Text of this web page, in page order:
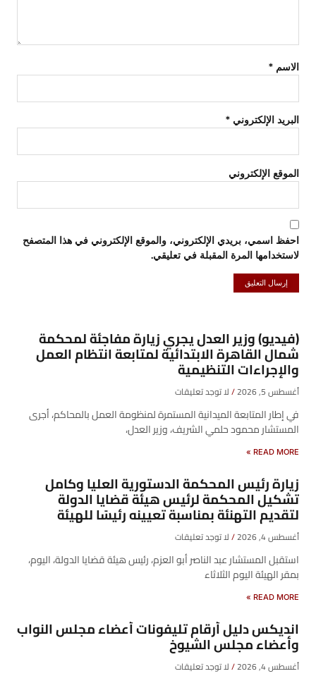
الاسم *
البريد الإلكتروني *
الموقع الإلكتروني
احفظ اسمي، بريدي الإلكتروني، والموقع الإلكتروني في هذا المتصفح
لاستخدامها المرة المقبلة في تعليقي.
(فيديو) وزير العدل يجري زيارة مفاجئة لمحكمة
شمال القاهرة الابتدائية لمتابعة انتظام العمل
والإجراءات التنظيمية
أغسطس 5, 2026 لا توجد تعليقات
في إطار المتابعة الميدانية المستمرة لمنظومة العمل بالمحاكم، أجرى
المستشار محمود حلمي الشريف، وزير العدل،
READ MORE »
زيارة رئيس المحكمة الدستورية العليا وكامل
تشكيل المحكمة لرئيس هيئة قضايا الدولة
لتقديم التهنئة بمناسبة تعيينه رئيسًا للهيئة
أغسطس 4, 2026 لا توجد تعليقات
​استقبل المستشار عبد الناصر أبو العزم، رئيس هيئة قضايا الدولة، اليوم،
بمقر الهيئة اليوم الثلاثاء
READ MORE »
انديكس دليل أرقام تليفونات أعضاء مجلس النواب
وأعضاء مجلس الشيوخ
أغسطس 4, 2026 لا توجد تعليقات